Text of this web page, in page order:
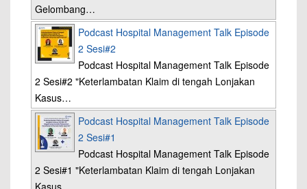
Gelombang…
Podcast Hospital Management Talk Episode
2 Sesi#2
Podcast Hospital Management Talk Episode
2 Sesi#2 "Keterlambatan Klaim di tengah Lonjakan
Kasus…
Podcast Hospital Management Talk Episode
2 Sesi#1
Podcast Hospital Management Talk Episode
2 Sesi#1 "Keterlambatan Klaim di tengah Lonjakan
Kasus…